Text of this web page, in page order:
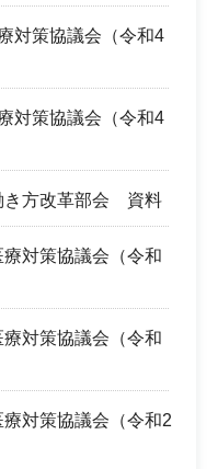
対策協議会（令和4
対策協議会（令和4
き方改革部会 資料
対策協議会（令和
対策協議会（令和
対策協議会（令和2